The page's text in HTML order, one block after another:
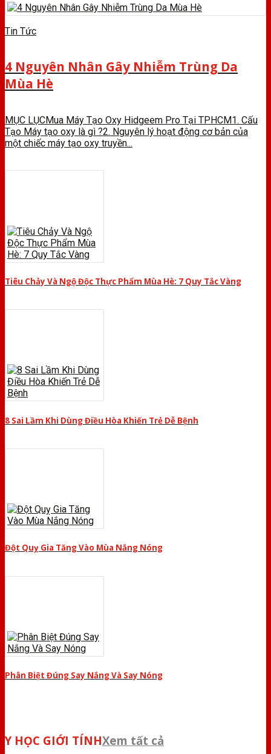
Tin Tức
4 Nguyên Nhân Gây Nhiễm Trùng Da
Mùa Hè
MỤC LỤCMua Máy Tạo Oxy Hidgeem Pro Tại TPHCM1. Cấu
Tạo Máy tạo oxy là gì ?2. Nguyên lý hoạt động cơ bản của
một chiếc máy tạo oxy truyền...
Tiêu Chảy Và Ngộ Độc Thực Phẩm Mùa Hè: 7 Quy Tắc Vàng
8 Sai Lầm Khi Dùng Điều Hòa Khiến Trẻ Dễ Bệnh
Đột Quỵ Gia Tăng Vào Mùa Nắng Nóng
Phân Biệt Đúng Say Nắng Và Say Nóng
Y HỌC GIỚI TÍNHXem tất cả